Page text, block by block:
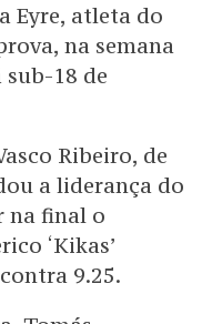
Eyre, atleta do
na semana
sub-18 de
Ribeiro, de
a liderança do
na final o
‘Kikas’
9.25.